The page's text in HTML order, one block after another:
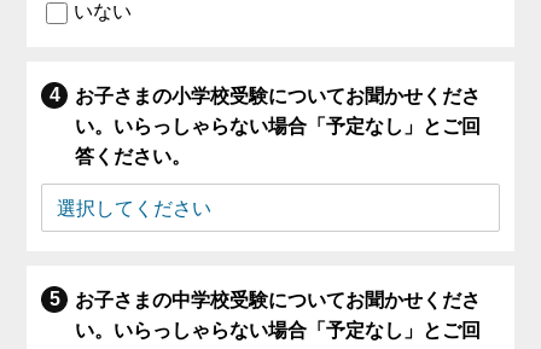
いない
お子さまの小学校受験についてお聞かせくださ
い。いらっしゃらない場合「予定なし」とご回
答ください。
お子さまの中学校受験についてお聞かせくださ
い。いらっしゃらない場合「予定なし」とご回